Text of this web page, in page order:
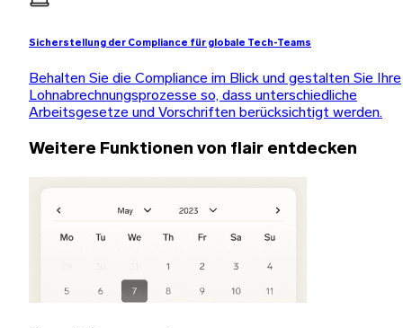
Sicherstellung der Compliance für globale Tech-Teams
Behalten Sie die Compliance im Blick und gestalten Sie Ihre
Lohnabrechnungsprozesse so, dass unterschiedliche
Arbeitsgesetze und Vorschriften berücksichtigt werden.
Weitere Funktionen von flair entdecken